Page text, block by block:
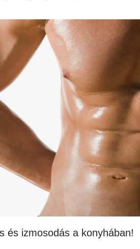
és izmosodás a konyhában!